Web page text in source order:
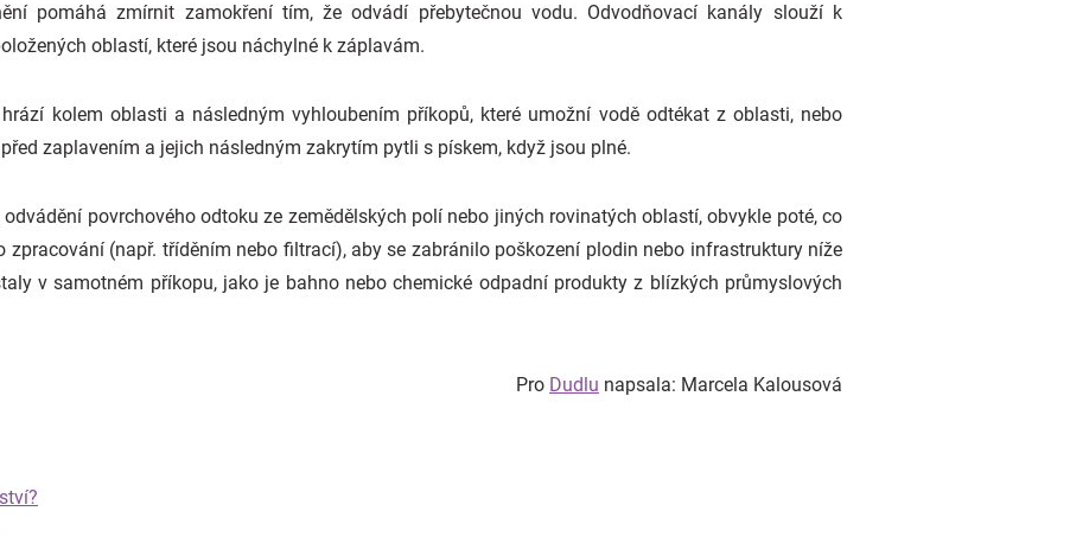
pomáhá zmírnit zamokření tím, že odvádí přebytečnou vodu. Odvodňovací kanály slouží k
oblastí, které jsou náchylné k záplavám.
kolem oblasti a následným vyhloubením příkopů, které umožní vodě odtékat z oblasti, nebo
zaplavením a jejich následným zakrytím pytli s pískem, když jsou plné.
povrchového odtoku ze zemědělských polí nebo jiných rovinatých oblastí, obvykle poté, co
(např. tříděním nebo filtrací), aby se zabránilo poškození plodin nebo infrastruktury níže
v samotném příkopu, jako je bahno nebo chemické odpadní produkty z blízkých průmyslových
Pro Dudlu napsala: Marcela Kalousová